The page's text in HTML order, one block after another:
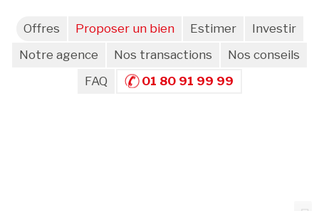
Offres Proposer un bien Estimer
Investir
Notre agence
Nos transactions
Nos conseils
FAQ
01 80 91 99 99